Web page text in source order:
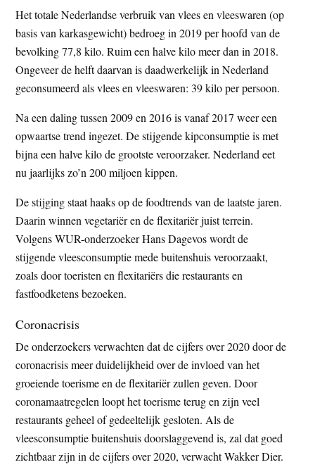
t
e
Het totale Nederlandse verbruik van vlees en vleeswaren (op
basis van karkasgewicht) bedroeg in 2019 per hoofd van de
bevolking 77,8 kilo. Ruim een halve kilo meer dan in 2018.
Ongeveer de helft daarvan is daadwerkelijk in Nederland
geconsumeerd als vlees en vleeswaren: 39 kilo per persoon.
Na een daling tussen 2009 en 2016 is vanaf 2017 weer een
opwaartse trend ingezet. De stijgende kipconsumptie is met
bijna een halve kilo de grootste veroorzaker. Nederland eet
nu jaarlijks zo’n 200 miljoen kippen.
De stijging staat haaks op de foodtrends van de laatste jaren.
Daarin winnen vegetariër en de flexitariër juist terrein.
Volgens WUR-onderzoeker Hans Dagevos wordt de
stijgende vleesconsumptie mede buitenshuis veroorzaakt,
zoals door toeristen en flexitariërs die restaurants en
fastfoodketens bezoeken.
Coronacrisis
De onderzoekers verwachten dat de cijfers over 2020 door de
coronacrisis meer duidelijkheid over de invloed van het
groeiende toerisme en de flexitariër zullen geven. Door
coronamaatregelen loopt het toerisme terug en zijn veel
restaurants geheel of gedeeltelijk gesloten. Als de
vleesconsumptie buitenshuis doorslaggevend is, zal dat goed
zichtbaar zijn in de cijfers over 2020, verwacht Wakker Dier.